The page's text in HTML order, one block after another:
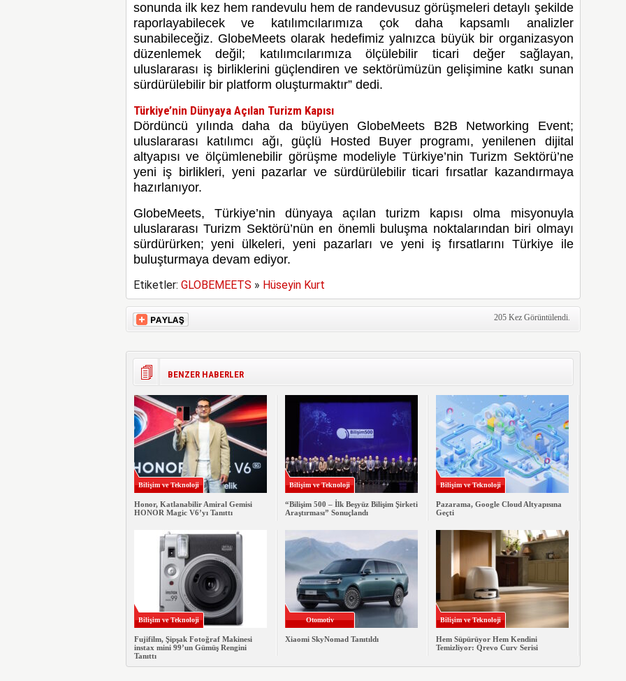
sonunda ilk kez hem randevulu hem de randevusuz görüşmeleri detaylı şekilde
raporlayabilecek ve katılımcılarımıza çok daha kapsamlı analizler
sunabileceğiz. GlobeMeets olarak hedefimiz yalnızca büyük bir organizasyon
düzenlemek değil; katılımcılarımıza ölçülebilir ticari değer sağlayan,
uluslararası iş birliklerini güçlendiren ve sektörümüzün gelişimine katkı sunan
sürdürülebilir bir platform oluşturmaktır” dedi.
Türkiye’nin Dünyaya Açılan Turizm Kapısı
Dördüncü yılında daha da büyüyen GlobeMeets B2B Networking Event;
uluslararası katılımcı ağı, güçlü Hosted Buyer programı, yenilenen dijital
altyapısı ve ölçümlenebilir görüşme modeliyle Türkiye’nin Turizm Sektörü’ne
yeni iş birlikleri, yeni pazarlar ve sürdürülebilir ticari fırsatlar kazandırmaya
hazırlanıyor.
GlobeMeets, Türkiye’nin dünyaya açılan turizm kapısı olma misyonuyla
uluslararası Turizm Sektörü’nün en önemli buluşma noktalarından biri olmayı
sürdürürken; yeni ülkeleri, yeni pazarları ve yeni iş fırsatlarını Türkiye ile
buluşturmaya devam ediyor.
Etiketler: GLOBEMEETS » Hüseyin Kurt
205 Kez Görüntülendi.
BENZER HABERLER
Bilişim ve Teknoloji
Honor, Katlanabilir Amiral Gemisi
HONOR Magic V6’yı Tanıttı
Bilişim ve Teknoloji
“Bilişim 500 – İlk Beşyüz Bilişim Şirketi
Araştırması” Sonuçlandı
Bilişim ve Teknoloji
Pazarama, Google Cloud Altyapısına
Geçti
Bilişim ve Teknoloji
Fujifilm, Şipşak Fotoğraf Makinesi
instax mini 99’un Gümüş Rengini
Tanıttı
Otomotiv
Xiaomi SkyNomad Tanıtıldı
Bilişim ve Teknoloji
Hem Süpürüyor Hem Kendini
Temizliyor: Qrevo Curv Serisi